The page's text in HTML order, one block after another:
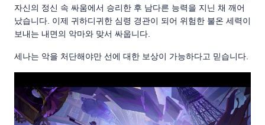
자신의 정신 속 싸움에서 승리한 후 남다른 능력을 지닌 채 깨어
났습니다. 이제 귀하디귀한 심령 경관이 되어 위험한 불온 세력이
보내는 내면의 악마와 맞서 싸웁니다.
세나는 악을 처단해야만 선에 대한 보상이 가능하다고 믿습니다.